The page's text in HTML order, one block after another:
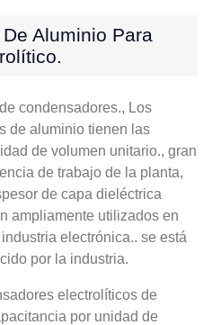
Aluminio Para
condensadores., Los
de aluminio tienen las
de volumen unitario., gran
de trabajo de la planta,
de capa dieléctrica
ampliamente utilizados en
electrónica.. se está
por la industria.
electrolíticos de
por unidad de